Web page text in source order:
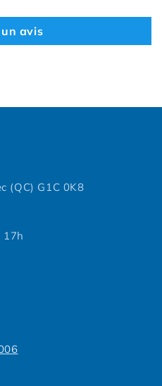
avis
(QC) G1C 0K8
17h